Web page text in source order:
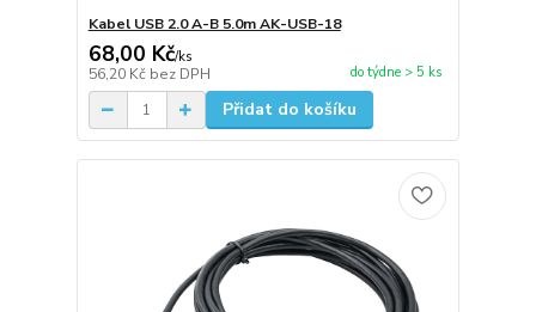
Kabel USB 2.0 A-B 5.0m AK-USB-18
68,00 Kč/ks
56,20 Kč bez DPH do týdne > 5 ks
Přidat do košíku